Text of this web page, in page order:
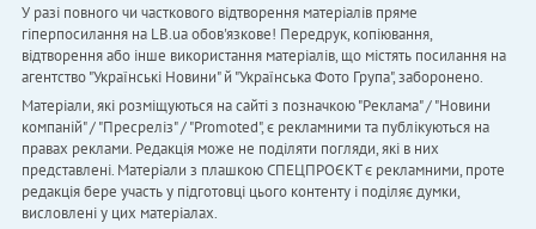
У разі повного чи часткового відтворення матеріалів пряме
гіперпосилання на LB.ua обов'язкове! Передрук, копіювання,
відтворення або інше використання матеріалів, що містять посилання на
агентство "Українськi Новини" й "Українська Фото Група", заборонено.
Матеріали, які розміщуються на сайті з позначкою "Реклама" / "Новини
компаній" / "Пресреліз" / "Promoted", є рекламними та публікуються на
правах реклами. Редакція може не поділяти погляди, які в них
представлені. Матеріали з плашкою СПЕЦПРОЄКТ є рекламними, проте
редакція бере участь у підготовці цього контенту і поділяє думки,
висловлені у цих матеріалах.